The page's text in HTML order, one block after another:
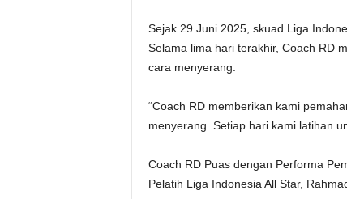
Sejak 29 Juni 2025, skuad Liga
Selama lima hari terakhir, Coach RD
cara menyerang.
“Coach RD memberikan kami
menyerang. Setiap hari kami latihan
Coach RD Puas dengan Performa
Pelatih Liga Indonesia All Star,